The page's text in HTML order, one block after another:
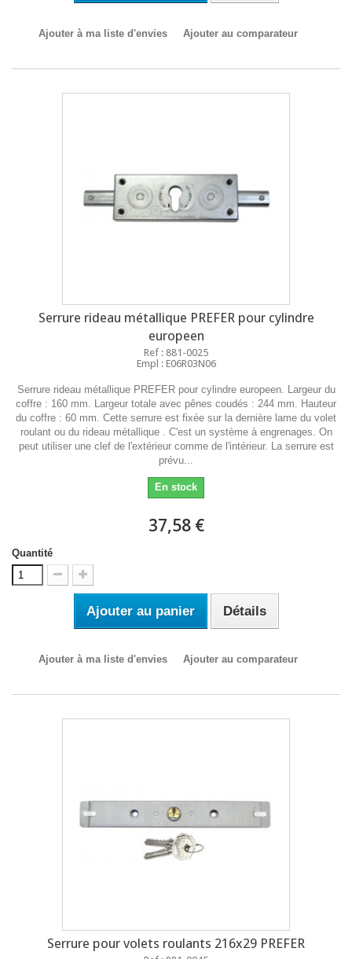
Ajouter à ma liste d'envies Ajouter au comparateur
Serrure rideau métallique PREFER pour cylindre
europeen
Ref : 881-0025
Empl : E06R03N06
Serrure rideau métallique PREFER pour cylindre europeen. Largeur du
coffre : 160 mm. Largeur totale avec pênes coudés : 244 mm. Hauteur
du coffre : 60 mm. Cette serrure est fixée sur la dernière lame du volet
roulant ou du rideau métallique . C'est un système à engrenages. On
peut utiliser une clef de l'extérieur comme de l'intérieur. La serrure est
prévu...
En stock
37,58 €
Quantité
Ajouter au panier Détails
Ajouter à ma liste d'envies Ajouter au comparateur
Serrure pour volets roulants 216x29 PREFER